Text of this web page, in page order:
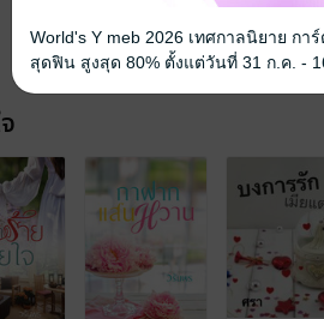
World's Y meb 2026 เทศกาลนิยาย ก
สุดฟิน สูงสุด 80% ตั้งแต่วันที่ 31 ก.ค. -